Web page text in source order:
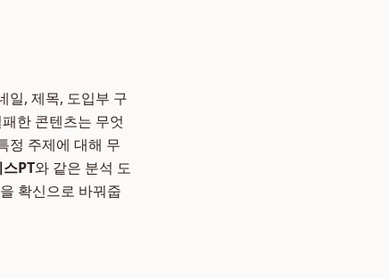
일, 제목, 도입부 구
한 콘텐츠는 무엇
정 주제에 대해 무
PT와 같은 분석 도
확신으로 바꿔줍